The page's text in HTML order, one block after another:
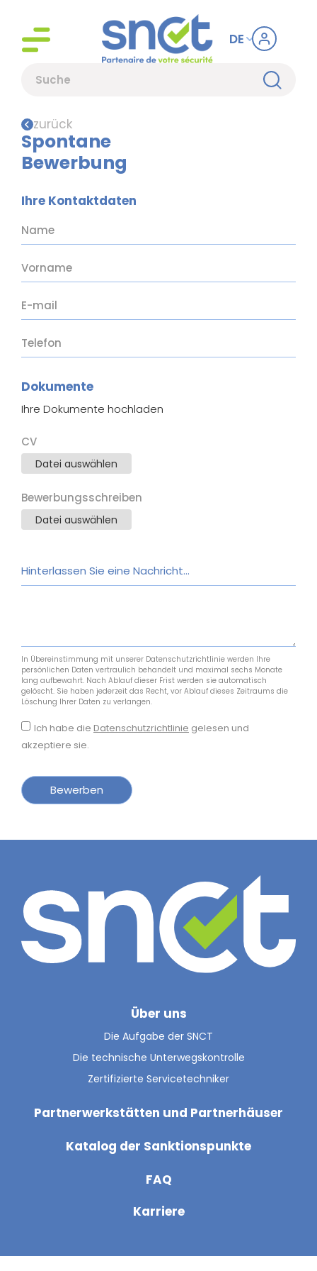
DE
zurück
Spontane
Bewerbung
Ihre Kontaktdaten
Dokumente
Ihre Dokumente hochladen
CV
Datei auswählen
Bewerbungsschreiben
Datei auswählen
Hinterlassen Sie eine Nachricht...
In Übereinstimmung mit unserer Datenschutzrichtlinie werden Ihre
persönlichen Daten vertraulich behandelt und maximal sechs Monate
lang aufbewahrt. Nach Ablauf dieser Frist werden sie automatisch
gelöscht. Sie haben jederzeit das Recht, vor Ablauf dieses Zeitraums die
Löschung Ihrer Daten zu verlangen.
Ich habe die Datenschutzrichtlinie gelesen und
akzeptiere sie.
Bewerben
Über uns
Die Aufgabe der SNCT
Die technische Unterwegskontrolle
Zertifizierte Servicetechniker
Partnerwerkstätten und Partnerhäuser
Katalog der Sanktionspunkte
FAQ
Karriere